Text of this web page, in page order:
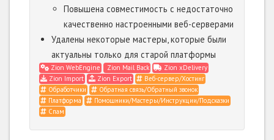
Повышена совместимость с недостаточно
качественно настроенными веб-серверами
Удалены некоторые мастеры, которые были
актуальны только для старой платформы
Zion WebEngine Zion Mail Back
Zion xDelivery
Zion Import
Zion Export
Веб-сервер/Хостинг
Обработчики
Обратная связь/Обратный звонок
Платформа
Помощники/Мастеры/Инструкции/Подсказки
Спам